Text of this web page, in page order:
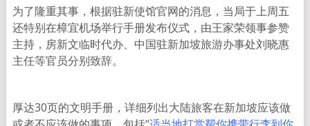
为了隆重其事，根据驻新使馆官网的消息，当局于上周五
还特别在樟宜机场举行手册发布仪式，由王家荣领事参赞
主持，房新文临时代办、中国驻新加坡旅游办事处刘晓惠
主任等官员分别致辞。
厚达30页的文明手册，详细列出大陆旅客在新加坡应该做